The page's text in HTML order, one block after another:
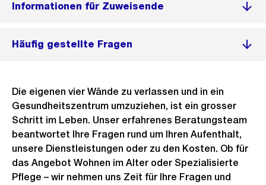
Informationen für Zuweisende
Häufig gestellte Fragen
Die eigenen vier Wände zu verlassen und in ein
Gesundheitszentrum umzuziehen, ist ein grosser
Schritt im Leben. Unser erfahrenes Beratungsteam
beantwortet Ihre Fragen rund um Ihren Aufenthalt,
unsere Dienstleistungen oder zu den Kosten. Ob für
das Angebot Wohnen im Alter oder Spezialisierte
Pflege – wir nehmen uns Zeit für Ihre Fragen und